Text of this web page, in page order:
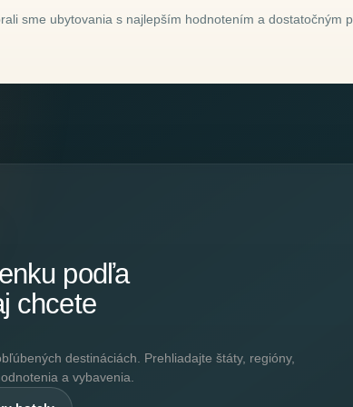
sme ubytovania s najlepším hodnotením a dostatočným
podľa
chcete
destináciách. Prehliadajte štáty, regióny,
a vybavenia.